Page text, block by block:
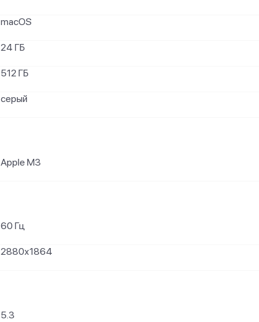
macOS
24 ГБ
512 ГБ
серый
Apple M3
60 Гц
2880x1864
5.3